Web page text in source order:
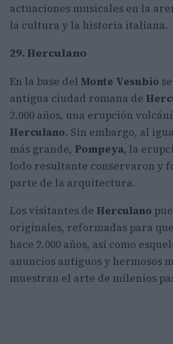
actuaciones musicales en la
la cultura y la historia italiana.
29. Herculano
En la base del Monte Vesubio
antigua ciudad romana de
2.000 años, una erupción
Herculano. Sin embargo, al
más grande, Pompeya, la
lodo resultante conservaron y
parte de la arquitectura.
Los visitantes de Herculano
originales, reformadas para
hace 2.000 años, así como
anuncios antiguos y hermosos
muestran el arte de milenios